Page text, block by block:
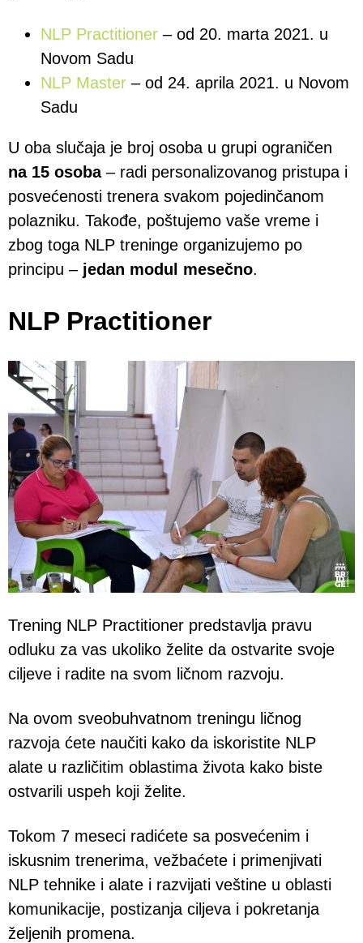
NLP Practitioner – od 20. marta 2021. u
Novom Sadu
NLP Master – od 24. aprila 2021. u Novom
Sadu
U oba slučaja je broj osoba u grupi ograničen
na 15 osoba– radi personalizovanog pristupa i
posvećenosti trenera svakom pojedinčanom
polazniku. Takođe, poštujemo vaše vreme i
zbog toga NLP treninge organizujemo po
principu – jedan modul mesečno.
NLP Practitioner
Trening NLP Practitioner predstavlja pravu
odluku za vas ukoliko želite da ostvarite svoje
ciljeve i radite na svom ličnom razvoju.
Na ovom sveobuhvatnom treningu ličnog
razvoja ćete naučiti kako da iskoristite NLP
alate u različitim oblastima života kako biste
ostvarili uspeh koji želite.
Tokom 7 meseci radićete sa posvećenim i
iskusnim trenerima, vežbaćete i primenjivati
NLP tehnike i alate i razvijati veštine u oblasti
komunikacije, postizanja ciljeva i pokretanja
željenih promena.